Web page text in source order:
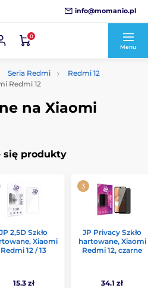
info@momanio.pl
0
Menu
Seria Redmi
Redmi 12
Redmi 12
na Xiaomi
się produkty
JP 2,5D Szkło
Xiaomi
Redmi 12 / 13
15.3 zł
JP Privacy Szkło
hartowane, Xiaomi
Redmi 12, czarne
34.1 zł